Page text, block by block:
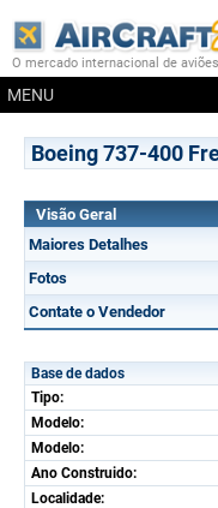
O mercado internacional de
MENU
Boeing 737-400
Visão Geral
Maiores Detalhes
Fotos
Contate o Vendedor
Base de dados
Tipo:
Modelo:
Modelo:
Ano Construido:
Localidade: